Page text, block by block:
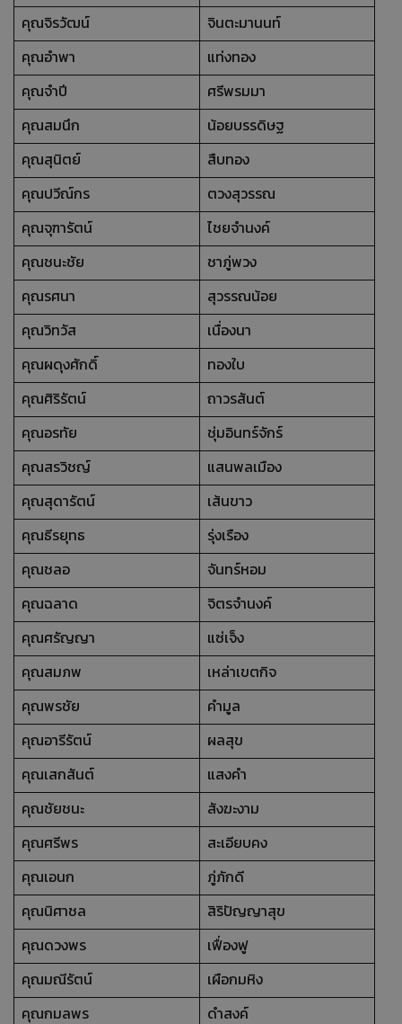
คุณจิรวัฒน์ จินตะมานนท์
คุณอำพา แท่งทอง
คุณจำปี ศรีพรมมา
คุณสมนึก น้อยบรรดิษฐ
คุณสุนิตย์ สืบทอง
คุณปวีณ์กร ตวงสุวรรณ
คุณจุฑารัตน์ ไชยจำนงค์
คุณชนะชัย ชาภู่พวง
คุณรศนา สุวรรณน้อย
คุณวิทวัส เนื่องนา
คุณผดุงศักดิ์ ทองใบ
คุณศิริรัตน์ ถาวรสันต์
คุณอรทัย ชุ่มอินทร์จักร์
คุณสรวิชญ์ แสนพลเมือง
คุณสุดารัตน์ เส้นขาว
คุณธีรยุทธ รุ่งเรือง
คุณชลอ จันทร์หอม
คุณฉลาด จิตรจำนงค์
คุณศรัญญา แซ่เจ็ง
คุณสมภพ เหล่าเขตกิจ
คุณพรชัย คำมูล
คุณอารีรัตน์ ผลสุข
คุณเสกสันต์ แสงคำ
คุณชัยชนะ สังฆะงาม
คุณศรีพร สะเอียบคง
คุณเอนก ภู่ภักดี
คุณนิศาชล สิริปัญญาสุข
คุณดวงพร เฟื่องฟู
คุณมณีรัตน์ เผือกมหิง
คุณกมลพร ดำสงค์